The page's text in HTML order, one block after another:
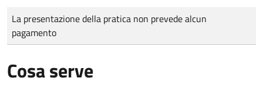
Tipo di pagamento
Importo
La presentazione della pratica non prevede alcun
pagamento
Cosa serve